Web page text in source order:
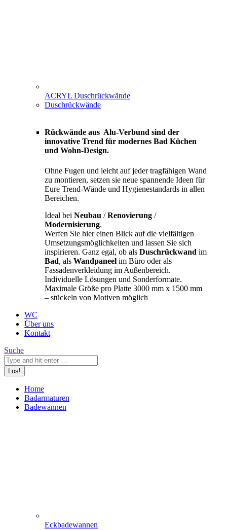
ACRYL Duschrückwände
Duschrückwände
Rückwände aus Alu-Verbund sind der
innovative Trend für modernes Bad Küchen
und Wohn-Design.
Ohne Fugen und leicht auf jeder tragfähigen Wand
zu montieren, setzen sie neue spannende Ideen für
Eure Trend-Wände und Hygienestandards in allen
Bereichen.
Ideal bei Neubau /Renovierung /
Modernisierung.
Werfen Sie hier einen Blick auf die vielfältigen
Umsetzungsmöglichkeiten und lassen Sie sich
inspirieren. Ganz egal, ob als Duschrückwand im
Bad, als Wandpaneel im Büro oder als
Fassadenverkleidung im Außenbereich.
Individuelle Lösungen und Sonderformate.
Maximale Größe pro Platte 3000 mm x 1500 mm
– stückeln von Motiven möglich
WC
Über uns
Kontakt
Search:
Suche
Home
Badarmaturen
Badewannen
Eckbadewannen